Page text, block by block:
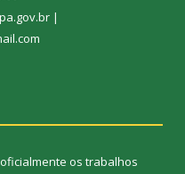
|
os trabalhos